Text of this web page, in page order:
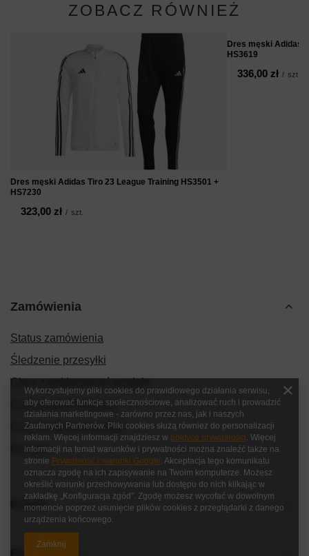
ZOBACZ RÓWNIEŻ
Dres męski Adidas Tiro 23 League Training HS3501 +
HS7230
323,00 zł / szt.
Dres męski Adidas
HS3619
336,00 zł / szt.
Zamówienia
Status zamówienia
Śledzenie przesyłki
Chcę zareklamować produkt
Chcę zwrócić produkt
Chcę wymienić produkt
Kontakt
Konto
Regulaminy
Wykorzystujemy pliki cookies do prawidłowego działania serwisu,
aby oferować funkcje społecznościowe, analizować ruch i prowadzić
działania marketingowe - zarówno przez nas, jak i naszych
Zaufanych Partnerów. Pliki cookies służą również do personalizacji
reklam. Więcej informacji znajdziesz w polityce prywatności. Więcej
informacji na temat warunków i prywatności można znaleźć także na
stronie Prywatność i warunki Google. Akceptacja tego komunikatu
oznacza zgodę na ich zapisywanie na Twoim komputerze. Możesz
określić warunki przechowywania lub dostępu do nich klikając w
zakładkę „Konfiguracja zgód”. Zgodę możesz wycofać w dowolnym
momencie poprzez usunięcie plików cookies z przeglądarki z danego
urządzenia końcowego.
Zamknij